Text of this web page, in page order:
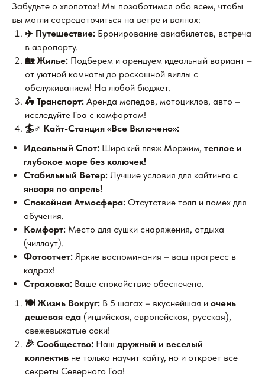
Забудьте о хлопотах! Мы позаботимся обо всем, чтобы
вы могли сосредоточиться на ветре и волнах:
✈️ Путешествие: Бронирование авиабилетов, встреча
в аэропорту.
🏡 Жилье: Подберем и арендуем идеальный вариант –
от уютной комнаты до роскошной виллы с
обслуживанием! На любой бюджет.
🛵 Транспорт: Аренда мопедов, мотоциклов, авто –
исследуйте Гоа с комфортом!
🏄♂️ Кайт-Станция «Все Включено»:
Идеальный Спот: Широкий пляж Моржим, теплое и
глубокое море без колючек!
Стабильный Ветер: Лучшие условия для кайтинга с
января по апрель!
Спокойная Атмосфера: Отсутствие толп и помех для
обучения.
Комфорт: Место для сушки снаряжения, отдыха
(чиллаут).
Фотоотчет: Яркие воспоминания – ваш прогресс в
кадрах!
Страховка: Ваше спокойствие обеспечено.
🍽️ Жизнь Вокруг: В 5 шагах – вкуснейшая и очень
дешевая еда (индийская, европейская, русская),
свежевыжатые соки!
🎉 Сообщество: Наш дружный и веселый
коллектив не только научит кайту, но и откроет все
секреты Северного Гоа!